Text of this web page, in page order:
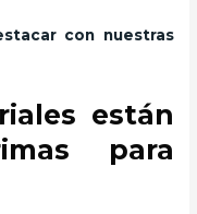
con nuestras
están
para